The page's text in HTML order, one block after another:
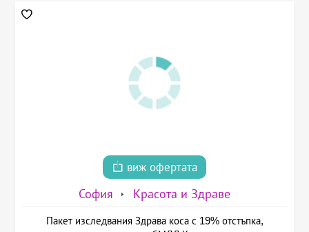
виж офертата
София Красота и Здраве
Пакет изследвания Здрава коса с 19% отстъпка,